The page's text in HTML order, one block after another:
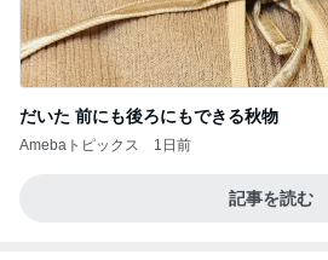
だいた 前にも後ろにもできる秋物
Amebaトピックス 1日前
記事を読む